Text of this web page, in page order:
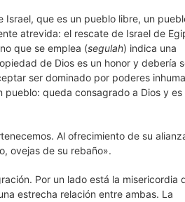
Israel, que es un pueblo libre, un
atrevida: el rescate de Israel de
que se emplea (segulah) indica una
de Dios es un honor y debería
ser dominado por poderes
pueblo: queda consagrado a Dios y es
Al ofrecimiento de su
ovejas de su rebaño».
Por un lado está la misericordia
estrecha relación entre ambas. La